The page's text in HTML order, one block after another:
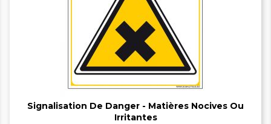

Signalisation De Danger - Matières Nocives Ou
Irritantes